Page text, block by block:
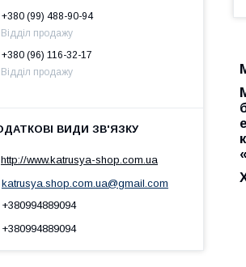
+380 (99) 488-90-94
Відділ продажу
+380 (96) 116-32-17
Відділ продажу
http://www.katrusya-shop.com.ua
katrusya.shop.com.ua@gmail.com
+380994889094
+380994889094